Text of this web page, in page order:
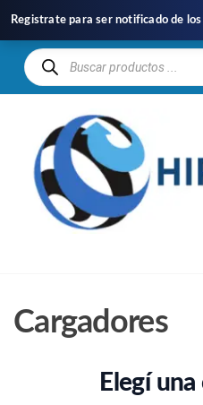
Registrate para ser notificado de
Cargadores
Elegí